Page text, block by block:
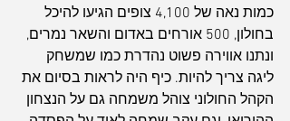
כמות נאה של 4,100 צופים הגיעו להיכל
בחולון, 500 אורחים באדום והשאר נמרים,
ונתנו אווירה פשוט נהדרת כמו שמשחק
ליגה צריך להיות. כיף היה לראות בסיום את
הקהל החולוני צוהל משמחה גם על הנצחון